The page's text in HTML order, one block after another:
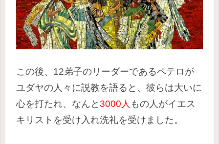
この後、12弟子のリーダーであるペテロが
ユダヤの人々に説教を語ると、彼らは大いに
心を打たれ、なんと3000人 もの人がイエス
キリストを受け入れ洗礼を受けました。